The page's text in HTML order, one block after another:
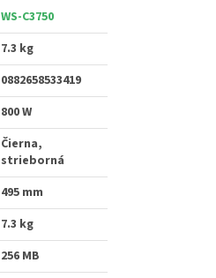
WS-C3750
7.3 kg
0882658533419
800 W
Čierna,
strieborná
495 mm
7.3 kg
256 MB